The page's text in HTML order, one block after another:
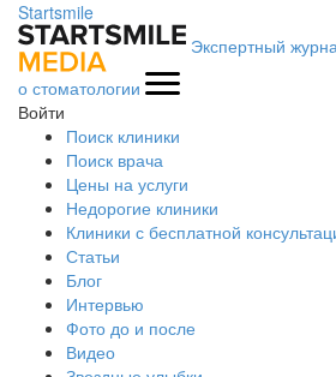
Startsmile
Экспертный
о стоматологии
Войти
Поиск клиники
Поиск врача
Цены на услуги
Недорогие клиники
Клиники с бесплатной
Статьи
Блог
Интервью
Фото до и после
Видео